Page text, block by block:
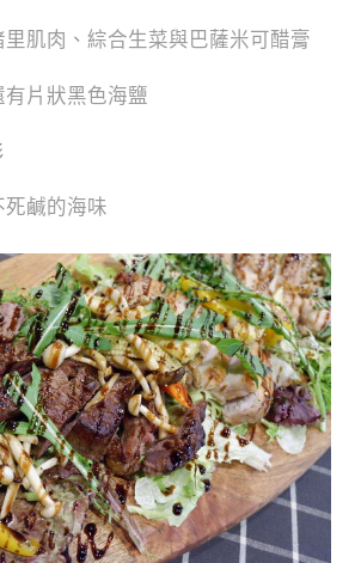
肌肉、綜合生菜與巴薩米可醋膏
片狀黑色海鹽
鹹的海味